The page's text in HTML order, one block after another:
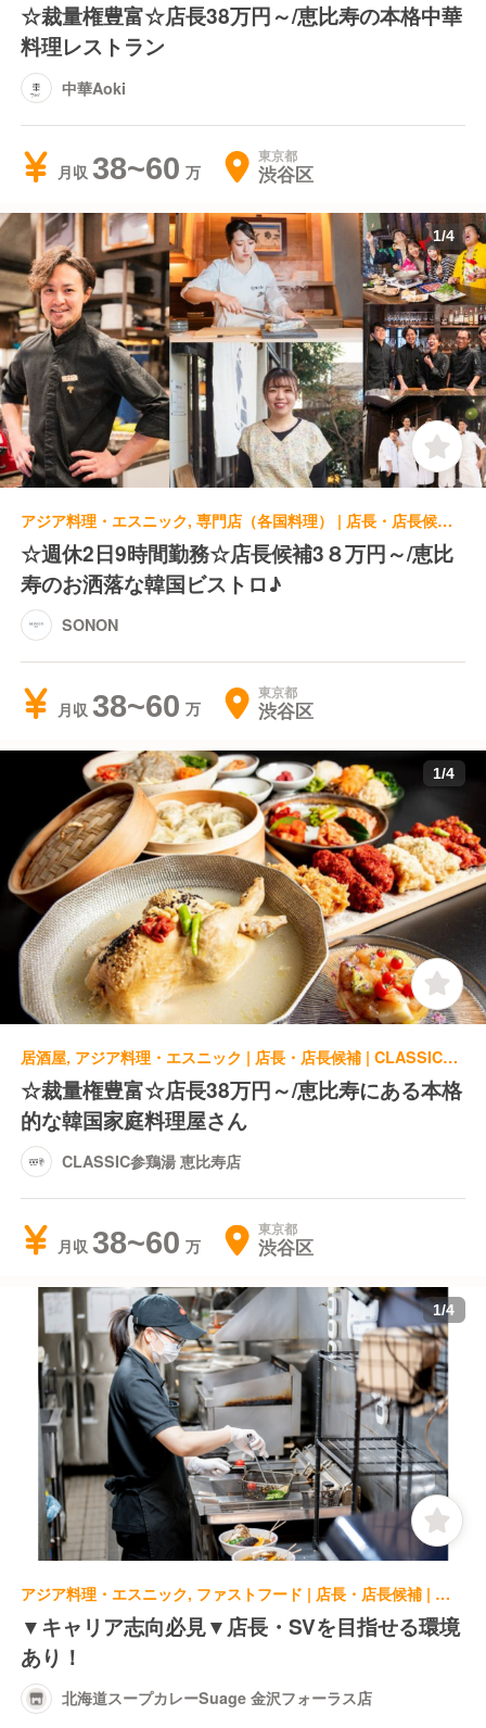
☆裁量権豊富☆店長38万円～/恵比寿の本格中華
料理レストラン
中華Aoki
月収 38~60 東京都
渋谷区
1/4
アジア料理・エスニック, 専門店（各国料理） | 店長・店長候補 | SONON
☆週休2日9時間勤務☆店長候補3８万円～/恵比
寿のお洒落な韓国ビストロ♪
SONON
月収 38~60 東京都
渋谷区
1/4
居酒屋, アジア料理・エスニック | 店長・店長候補 | CLASSIC参鶏湯 恵比寿店
☆裁量権豊富☆店長38万円～/恵比寿にある本格
的な韓国家庭料理屋さん
CLASSIC参鶏湯 恵比寿店
月収 38~60 東京都
渋谷区
1/4
アジア料理・エスニック, ファストフード | 店長・店長候補 | 北海道スープカレーSuage 金沢フォーラス店
▼キャリア志向必見▼店長・SVを目指せる環境
あり！
北海道スープカレーSuage 金沢フォーラス店